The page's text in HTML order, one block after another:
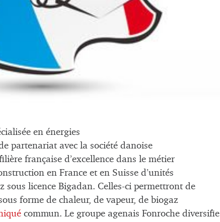
en énergies
partenariat avec la société danoise
française d’excellence dans le métier
en France et en Suisse d’unités
sous licence Bigadan. Celles-ci permettront de
forme de chaleur, de vapeur, de biogaz
commun. Le groupe agenais Fonroche diversifie